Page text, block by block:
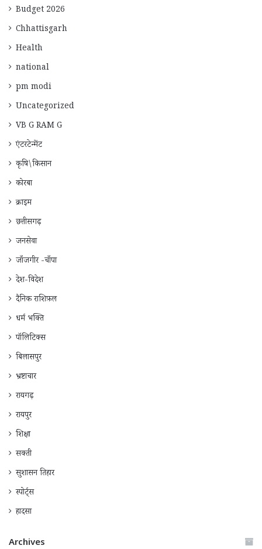
Budget 2026
Chhattisgarh
Health
national
pm modi
Uncategorized
VB G RAM G
एंटरटेन्मेंट
कृषि\किसान
कोरबा
क्राइम
छत्तीसगढ़
जनसेवा
जाँजगीर -चाँपा
देश-विदेश
दैनिक राशिफ़ल
धर्म भक्ति
पॉलिटिक्स
बिलासपुर
भ्रष्टाचार
रायगढ़
रायपुर
शिक्षा
सक्ती
सुशासन तिहार
स्पोर्ट्स
हादसा
Archives